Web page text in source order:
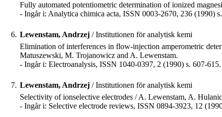
Fully automated potentiometric determination of ionized
- Ingår i: Analytica chimica acta, ISSN 0003-2670, 236 (1990)
6. Lewenstam, Andrzej / Institutionen för analytisk kemi
Elimination of interferences in flow-injection amperometric
Matuszewski, M. Trojanowicz and A. Lewenstam.
- Ingår i: Electroanalysis, ISSN 1040-0397, 2 (1990) s. 607-615.
7. Lewenstam, Andrzej / Institutionen för analytisk kemi
Selectivity of ionselective electrodes / A. Lewenstam, A.
- Ingår i: Selective electrode reviews, ISSN 0894-3923, 12